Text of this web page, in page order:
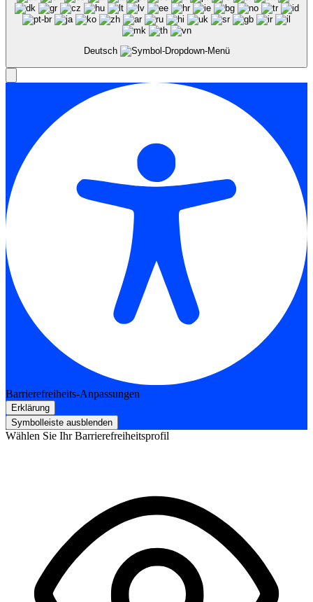
Deutsch
Barrierefreiheits-Anpassungen
Erklärung
Symbolleiste ausblenden
Wählen Sie Ihr Barrierefreiheitsprofil